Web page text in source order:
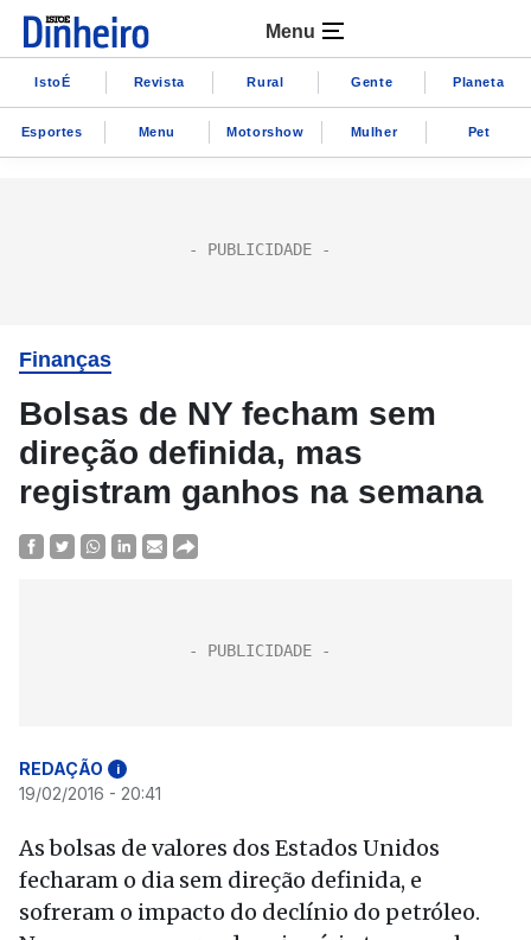
Menu
IstoÉ Revista Rural Gente Planeta
Esportes Menu Motorshow Mulher Pet
Finanças
Bolsas de NY fecham sem
direção definida, mas
registram ganhos na semana
REDAÇÃO i
19/02/2016 - 20:41
As bolsas de valores dos Estados Unidos
fecharam o dia sem direção definida, e
sofreram o impacto do declínio do petróleo.